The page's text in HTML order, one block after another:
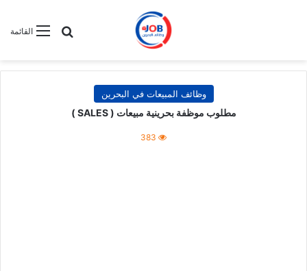
القائمةبحث عن
وظائف المبيعات في البحرين
مطلوب موظفة بحرينية مبيعات ( SALES )
383